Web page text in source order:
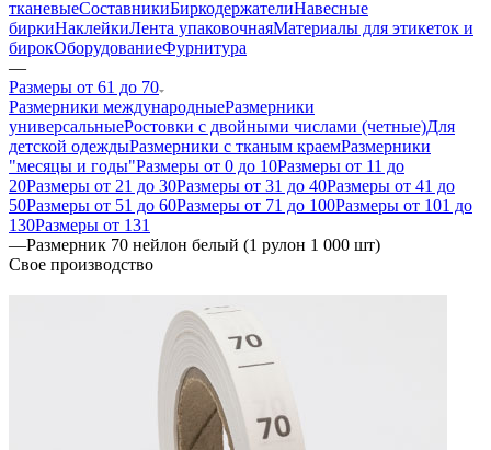
тканевыеСоставникиБиркодержателиНавесные
биркиНаклейкиЛента упаковочнаяМатериалы для этикеток и
бирокОборудованиеФурнитура
—
Размеры от 61 до 70
Размерники международныеРазмерники
универсальныеРостовки с двойными числами (четные)Для
детской одеждыРазмерники с тканым краемРазмерники
"месяцы и годы"Размеры от 0 до 10Размеры от 11 до
20Размеры от 21 до 30Размеры от 31 до 40Размеры от 41 до
50Размеры от 51 до 60Размеры от 71 до 100Размеры от 101 до
130Размеры от 131
—Размерник 70 нейлон белый (1 рулон 1 000 шт)
Свое производство